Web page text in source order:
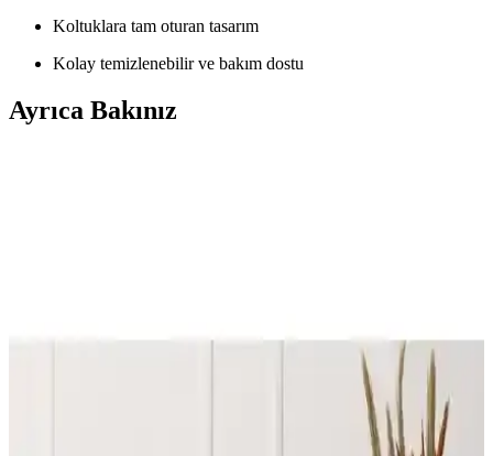
Koltuklara tam oturan tasarım
Kolay temizlenebilir ve bakım dostu
Ayrıca Bakınız
Karşılaştırması: Özellikler ve Kullanıcı Yorumları
Latuda Concept ve Velerde Home koltuk örtülerinin özellikleri,
kullanım alanları ve kullanıcı yorumlarıyla detaylı karşılaştırması,
hijyen ve dayanıklılık açısından önemli bilgiler içeriyor.